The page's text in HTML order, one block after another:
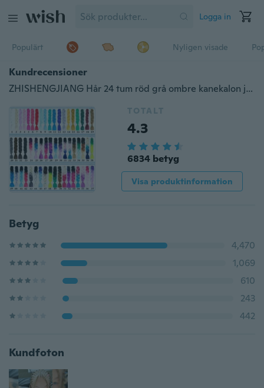
Logga in
Populärt Nyligen visade
Kundrecensioner
ZHISHENGJIANG Hår 24 tum röd grå ombre kanekalon jumbo flätthår kvinnor syntetiskt hårförlängning för flätor flätor hår
TOTALT
4.3
6834 betyg
Visa produktinformation
Betyg
4,470
1,069
610
243
442
Kundfoton